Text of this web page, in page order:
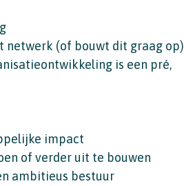
netwerk (of bouwt dit graag op)
is een pré,
impact
of verder uit te bouwen
ambitieus bestuur